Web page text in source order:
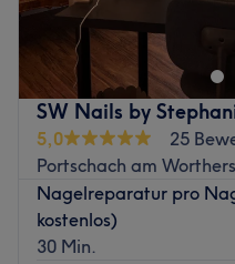
SW Nails by
5,0
25
Portschach am
Nagelreparatur pro
kostenlos)
30 Min.